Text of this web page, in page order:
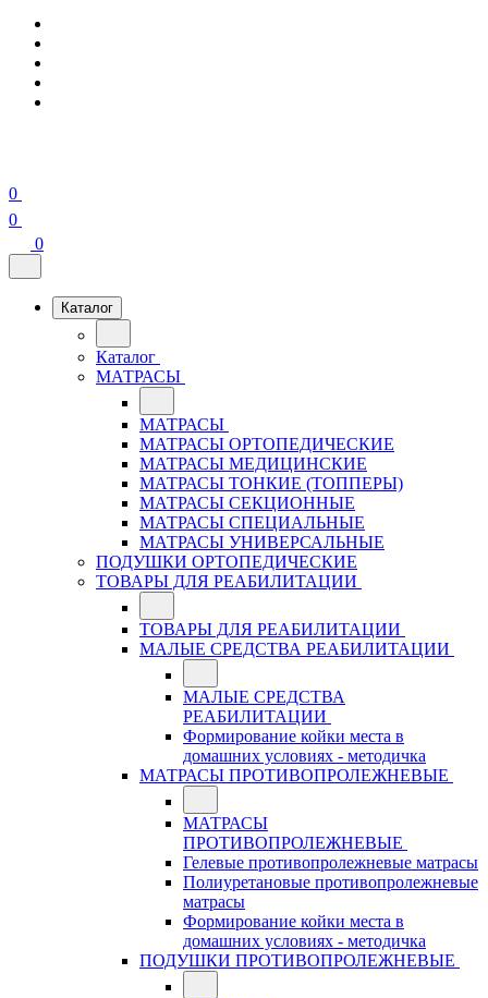
0
0
0
Каталог
Каталог
МАТРАСЫ
МАТРАСЫ
МАТРАСЫ ОРТОПЕДИЧЕСКИЕ
МАТРАСЫ МЕДИЦИНСКИЕ
МАТРАСЫ ТОНКИЕ (ТОППЕРЫ)
МАТРАСЫ СЕКЦИОННЫЕ
МАТРАСЫ СПЕЦИАЛЬНЫЕ
МАТРАСЫ УНИВЕРСАЛЬНЫЕ
ПОДУШКИ ОРТОПЕДИЧЕСКИЕ
ТОВАРЫ ДЛЯ РЕАБИЛИТАЦИИ
ТОВАРЫ ДЛЯ РЕАБИЛИТАЦИИ
МАЛЫЕ СРЕДСТВА РЕАБИЛИТАЦИИ
МАЛЫЕ СРЕДСТВА
РЕАБИЛИТАЦИИ
Формирование койки места в
домашних условиях - методичка
МАТРАСЫ ПРОТИВОПРОЛЕЖНЕВЫЕ
МАТРАСЫ
ПРОТИВОПРОЛЕЖНЕВЫЕ
Гелевые противопролежневые матрасы
Полиуретановые противопролежневые
матрасы
Формирование койки места в
домашних условиях - методичка
ПОДУШКИ ПРОТИВОПРОЛЕЖНЕВЫЕ